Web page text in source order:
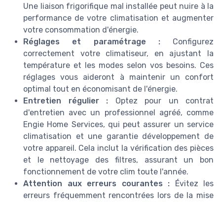
Une liaison frigorifique mal installée peut nuire à la
performance de votre climatisation et augmenter
votre consommation d'énergie.
Réglages et paramétrage :Configurez
correctement votre climatiseur, en ajustant la
température et les modes selon vos besoins. Ces
réglages vous aideront à maintenir un confort
optimal tout en économisant de l'énergie.
Entretien régulier : Optez pour un contrat
d'entretien avec un professionnel agréé, comme
Engie Home Services, qui peut assurer un service
climatisation et une garantie développement de
votre appareil. Cela inclut la vérification des pièces
et le nettoyage des filtres, assurant un bon
fonctionnement de votre clim toute l'année.
Attention aux erreurs courantes : Évitez les
erreurs fréquemment rencontrées lors de la mise